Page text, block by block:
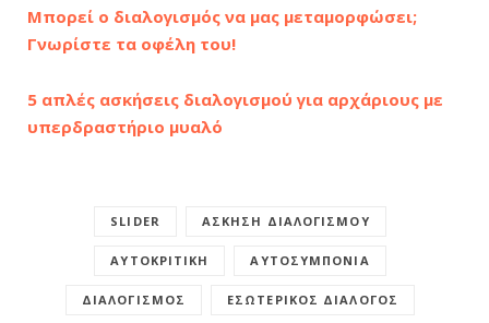
Μπορεί ο διαλογισμός να μας μεταμορφώσει;
Γνωρίστε τα οφέλη του!
5 απλές ασκήσεις διαλογισμού για αρχάριους με
υπερδραστήριο μυαλό
SLIDER ΆΣΚΗΣΗ ΔΙΑΛΟΓΙΣΜΟΎ
ΑΥΤΟΚΡΙΤΙΚΉ ΑΥΤΟΣΥΜΠΌΝΙΑ
ΔΙΑΛΟΓΙΣΜΌΣ ΕΣΩΤΕΡΙΚΌΣ ΔΙΆΛΟΓΟΣ